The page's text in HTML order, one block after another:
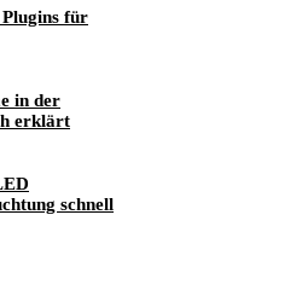
für
in der
erklärt
schnell